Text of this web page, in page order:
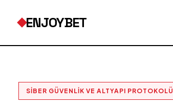
ENJOYBET
SIBER GÜVENLIK VE ALTYAPI PROTOKOLÜ